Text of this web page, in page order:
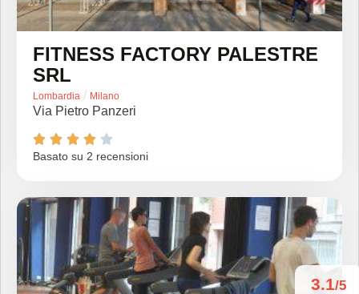
FITNESS FACTORY PALESTRE
SRL
Lombardia / Milano
Via Pietro Panzeri
    
Basato su 2 recensioni
3.1/5